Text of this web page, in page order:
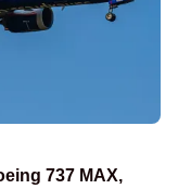
737 MAX,